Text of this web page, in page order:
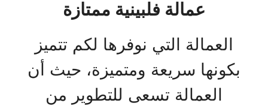
عمالة فلبينية ممتازة
العمالة التي نوفرها لكم تتميز
بكونها سريعة ومتميزة، حيث أن
العمالة تسعى للتطوير من